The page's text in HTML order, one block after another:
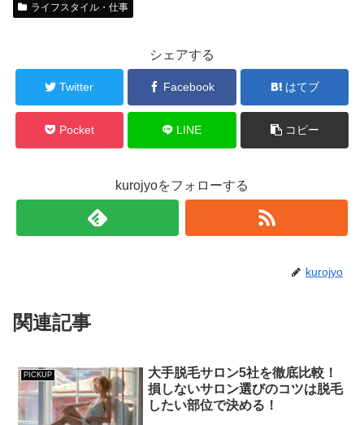
ライフスタイル・仕事
シェアする
Twitter Facebook はてブ
Pocket LINE コピー
kurojyoをフォローする
kurojyo
関連記事
PICKUP
大手脱毛サロン5社を徹底比較！
損しないサロン選びのコツは脱毛
したい部位で決める！